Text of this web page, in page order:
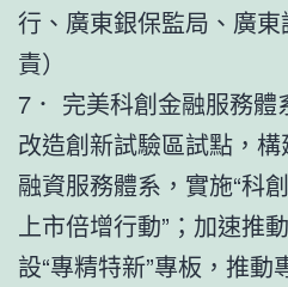
行、廣東銀保監局、廣
責）
7． 完美科創金融服務
改造創新試驗區試點，
融資服務體系，實施“科
上市倍增行動”；加速推
設“專精特新”專板，推